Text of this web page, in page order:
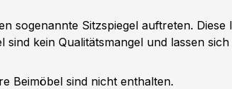
sogenannte Sitzspiegel auftreten.
kein Qualitätsmangel und lassen
Beimöbel sind nicht enthalten.